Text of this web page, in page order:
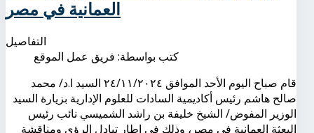
العمانية في مصر
التفاصيل
كتب بواسطة: فريق عمل الموقع
قام صباح اليوم الأحد الموافق ٢٤/١١/٢٠٢٤ السيد ا.د/ محمد
صالح هاشم رئيس أكاديمية السادات للعلوم الإدارية بزيارة السيد
الوزير المفوض/ الشيخ خليفة بن راشد الشميسي نائب رئيس
البعثة العمانية في مصر، وذلك في إطار تبادل الرؤي ومناقشة